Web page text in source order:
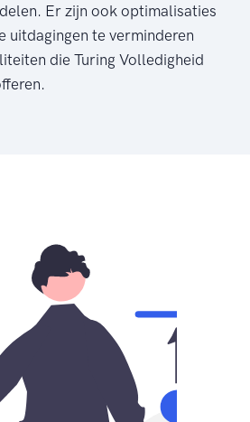
Er zijn ook optimalisaties
uitdagingen te verminderen
die Turing Volledigheid